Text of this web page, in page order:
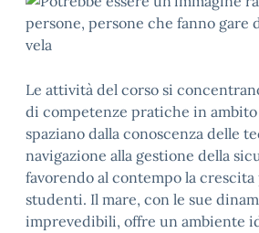
Le attività del corso si
di competenze pratiche in
spaziano dalla conoscenza delle
navigazione alla gestione della
favorendo al contempo la crescita
studenti. Il mare, con le sue
imprevedibili, offre un ambiente